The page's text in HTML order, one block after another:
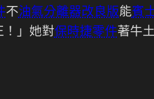
不油氣分離器改良版能賓
！」她對保時捷零件著牛